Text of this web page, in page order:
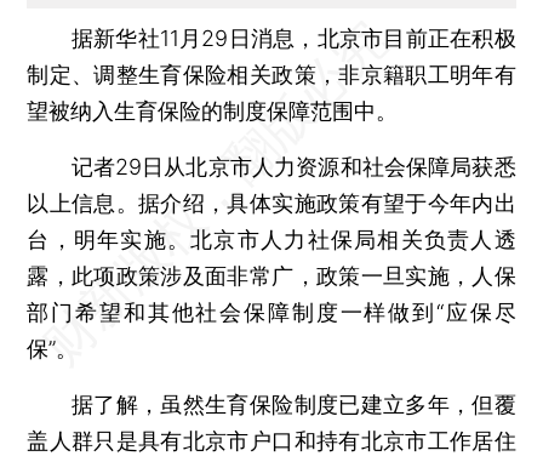
据新华社11月29日消息，北京市目前正在积极
制定、调整生育保险相关政策，非京籍职工明年有
望被纳入生育保险的制度保障范围中。
记者29日从北京市人力资源和社会保障局获悉
以上信息。据介绍，具体实施政策有望于今年内出
台，明年实施。北京市人力社保局相关负责人透
露，此项政策涉及面非常广，政策一旦实施，人保
部门希望和其他社会保障制度一样做到“应保尽
保”。
据了解，虽然生育保险制度已建立多年，但覆
盖人群只是具有北京市户口和持有北京市工作居住